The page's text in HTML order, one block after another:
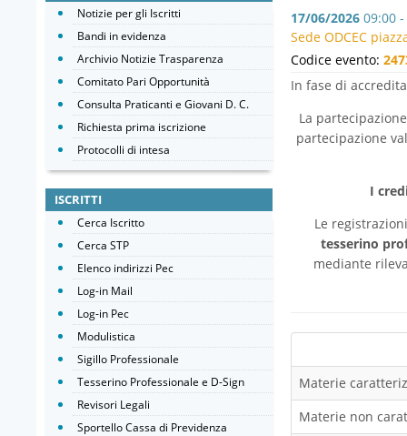
17/06/2026 09:00
Sede ODCEC
Codice evento:
In fase di
La
partecipazione
I
Le
tesserino
mediante
Materie
Materie non
Notizie per gli Iscritti
Bandi in evidenza
Archivio Notizie Trasparenza
Comitato Pari Opportunità
Consulta Praticanti e Giovani D. C.
Richiesta prima iscrizione
Protocolli di intesa
ISCRITTI
Cerca Iscritto
Cerca STP
Elenco indirizzi Pec
Log-in Mail
Log-in Pec
Modulistica
Sigillo Professionale
Tesserino Professionale e D-Sign
Revisori Legali
Sportello Cassa di Previdenza